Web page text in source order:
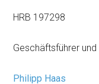
HRB 197298
Geschäftsführer
Philipp Haas